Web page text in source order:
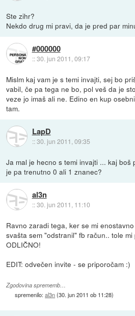
Ste zihr?
Nekdo drug mi pravi, da je pred par
#000000
::30. jun 2011, 09:17
Mislm kaj vam je s temi invajti, sej bo
vabil, če pa tega ne bo, pol veš da je
veze jo imaš ali ne. Edino en kup
tam.
LapD
::30. jun 2011, 09:35
Ja mal je hecno s temi invajti ... kaj
je pa trenutno 0 ali 1 znanec?
al3n
::30. jun 2011, 11:10
Ravno zaradi tega, ker se mi
svašta sem "odstranil" fb račun.. tole
ODLIČNO!
EDIT: odvečen invite - se priporočam :)
Zgodovina sprememb…
spremenilo:al3n(30. jun 2011 ob 11:28)